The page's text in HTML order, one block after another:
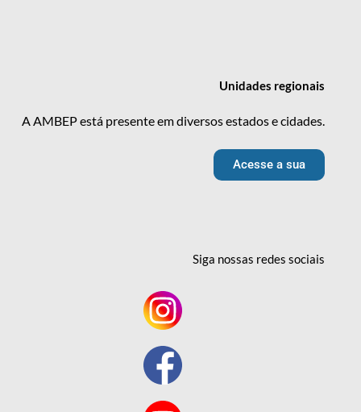
Unidades regionais
A AMBEP está presente em diversos estados e cidades.
Acesse a sua
Siga nossas redessociais